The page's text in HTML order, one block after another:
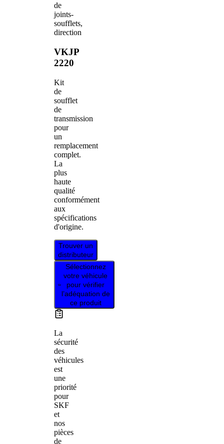
de
joints-
soufflets,
direction
VKJP
2220
Kit
de
soufflet
de
transmission
pour
un
remplacement
complet.
La
plus
haute
qualité
conformément
aux
spécifications
d'origine.
Trouver un
distributeur
Sélectionnez
votre véhicule
pour vérifier
l’adéquation de
ce produit
La
sécurité
des
véhicules
est
une
priorité
pour
SKF
et
nos
pièces
de